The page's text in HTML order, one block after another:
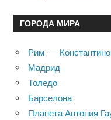
ГОРОДА МИРА
Рим —
Мадрид
Толедо
Барселона
Планета Антония